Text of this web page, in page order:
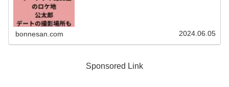
bonnesan.com 2024.06.05
Sponsored Link